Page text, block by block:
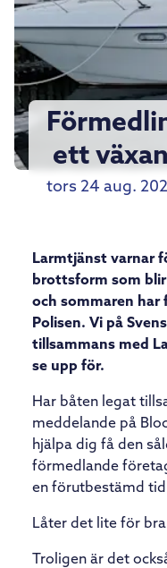
ett
tors 24 aug.
Larmtjänst varnar
brottsform som
och sommaren har
Polisen. Vi på
tillsammans med
se upp för.
Har båten legat
meddelande på
hjälpa dig få den
förmedlande
en förutbestämd
Låter det lite för
Troligen är det